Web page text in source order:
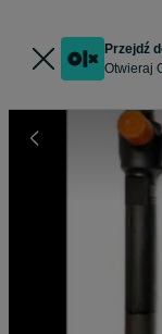
Przejdź
Otwieraj